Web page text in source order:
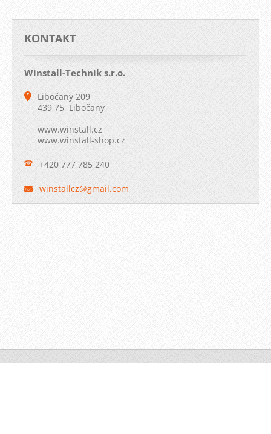
KONTAKT
Winstall-Technik s.r.o.
Libočany 209
439 75, Libočany
www.winstall.cz
www.winstall-shop.cz
+420 777 785 240
winstallcz@gmail.com